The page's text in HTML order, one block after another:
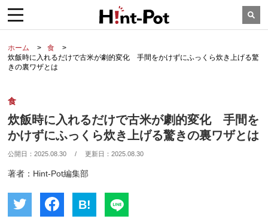
ホーム
食
炊飯時に入れるだけで古米が劇的変化 手間をかけずにふっくら炊き上げる驚
きの裏ワザとは
食
炊飯時に入れるだけで古米が劇的変化 手間を
かけずにふっくら炊き上げる驚きの裏ワザとは
公開日：2025.08.30 / 更新日：2025.08.30
著者：Hint-Pot編集部
B!